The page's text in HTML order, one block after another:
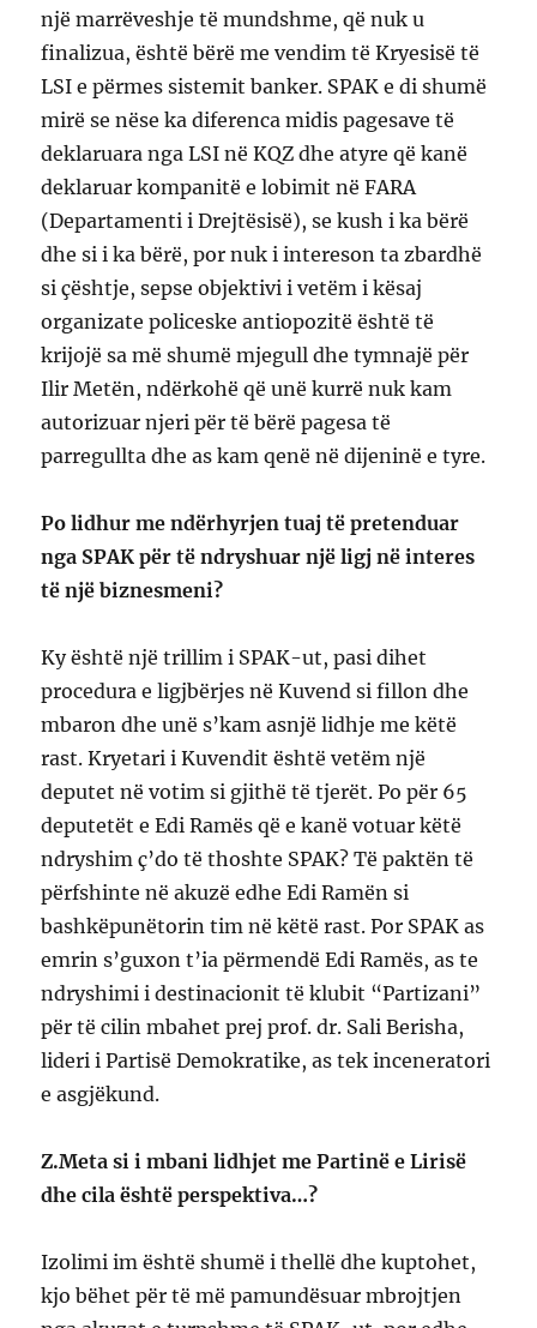
një marrëveshje të mundshme, që nuk u
finalizua, është bërë me vendim të Kryesisë të
LSI e përmes sistemit banker. SPAK e di shumë
mirë se nëse ka diferenca midis pagesave të
deklaruara nga LSI në KQZ dhe atyre që kanë
deklaruar kompanitë e lobimit në FARA
(Departamenti i Drejtësisë), se kush i ka bërë
dhe si i ka bërë, por nuk i intereson ta zbardhë
si çështje, sepse objektivi i vetëm i kësaj
organizate policeske antiopozitë është të
krijojë sa më shumë mjegull dhe tymnajë për
Ilir Metën, ndërkohë që unë kurrë nuk kam
autorizuar njeri për të bërë pagesa të
parregullta dhe as kam qenë në dijeninë e tyre.
Po lidhur me ndërhyrjen tuaj të pretenduar
nga SPAK për të ndryshuar një ligj në interes
të një biznesmeni?
Ky është një trillim i SPAK-ut, pasi dihet
procedura e ligjbërjes në Kuvend si fillon dhe
mbaron dhe unë s’kam asnjë lidhje me këtë
rast. Kryetari i Kuvendit është vetëm një
deputet në votim si gjithë të tjerët. Po për 65
deputetët e Edi Ramës që e kanë votuar këtë
ndryshim ç’do të thoshte SPAK? Të paktën të
përfshinte në akuzë edhe Edi Ramën si
bashkëpunëtorin tim në këtë rast. Por SPAK as
emrin s’guxon t’ia përmendë Edi Ramës, as te
ndryshimi i destinacionit të klubit “Partizani”
për të cilin mbahet prej prof. dr. Sali Berisha,
lideri i Partisë Demokratike, as tek inceneratori
e asgjëkund.
Z.Meta si i mbani lidhjet me Partinë e Lirisë
dhe cila është perspektiva…?
Izolimi im është shumë i thellë dhe kuptohet,
kjo bëhet për të më pamundësuar mbrojtjen